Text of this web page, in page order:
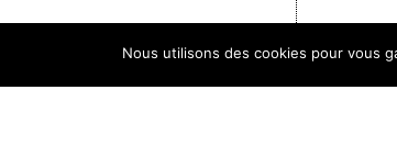
Nous utilisons des cookies pour vous